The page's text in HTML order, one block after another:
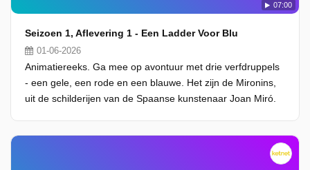
07:00
Seizoen 1, Aflevering 1 - Een Ladder Voor Blu
01-06-2026
Animatiereeks. Ga mee op avontuur met drie verfdruppels
- een gele, een rode en een blauwe. Het zijn de Mironins,
uit de schilderijen van de Spaanse kunstenaar Joan Miró.